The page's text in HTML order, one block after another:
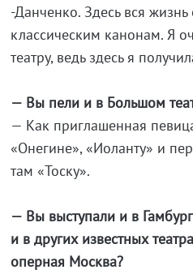
-Данченко. Здесь вся
классическим канонам. Я
театру, ведь здесь я
— Вы пели и в Большом
— Как приглашенная
«Онегине», «Иоланту» и
там «Тоску».
— Вы выступали и в
и в других известных
оперная Москва?